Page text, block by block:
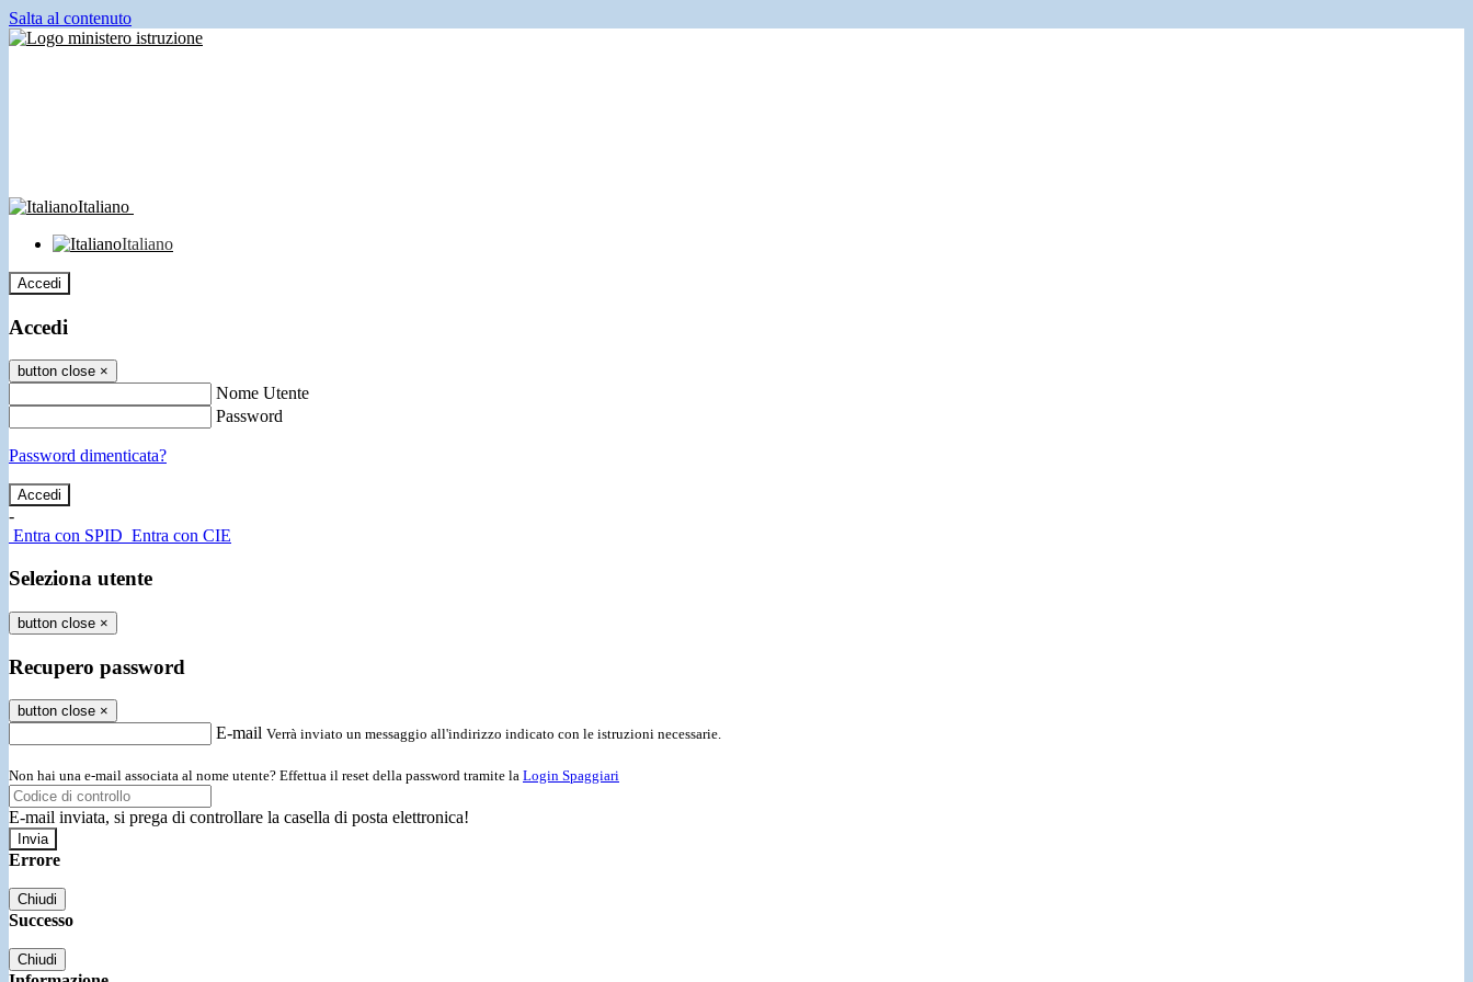
Salta al contenuto
Italiano
Italiano
Accedi
Accedi
button close ×
Nome Utente
Password
Password dimenticata?
-
Entra con SPID Entra con CIE
Seleziona utente
button close ×
Recupero password
button close ×
E-mail Verrà inviato un messaggio all'indirizzo indicato con le istruzioni necessarie.
Non hai una e-mail associata al nome utente? Effettua il reset della password tramite la Login Spaggiari
E-mail inviata, si prega di controllare la casella di posta elettronica!
Errore
Chiudi
Successo
Chiudi